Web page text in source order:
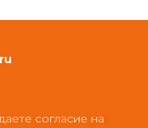
согласие на